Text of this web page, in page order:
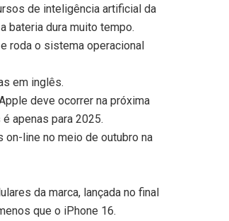
de inteligência artificial da
bateria dura muito tempo.
roda o sistema operacional
em inglês.
deve ocorrer na próxima
apenas para 2025.
on-line no meio de outubro na
da marca, lançada no final
que o iPhone 16.